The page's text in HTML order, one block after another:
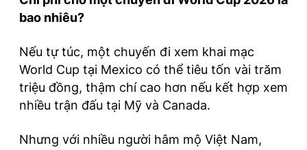
bao nhiêu?
Nếu tự túc, một chuyến đi xem khai mạc
World Cup tại Mexico có thể tiêu tốn vài trăm
triệu đồng, thậm chí cao hơn nếu kết hợp xem
nhiều trận đấu tại Mỹ và Canada.
Nhưng với nhiều người hâm mộ Việt Nam,